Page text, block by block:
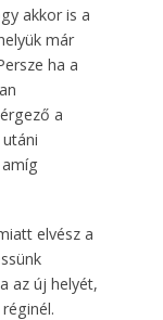
akkor is a
már
ha a
a
elvész a
az új helyét,